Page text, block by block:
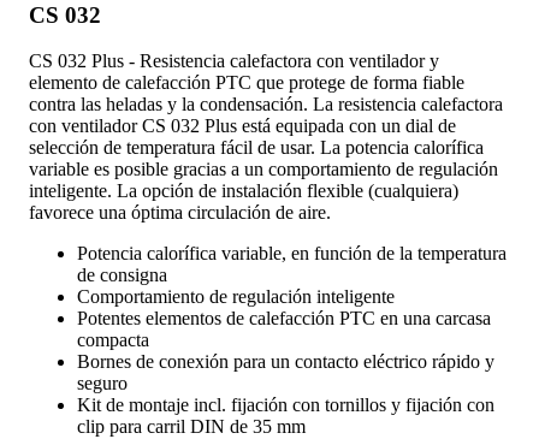
CS 032
CS 032 Plus - Resistencia calefactora con ventilador y
elemento de calefacción PTC que protege de forma fiable
contra las heladas y la condensación. La resistencia calefactora
con ventilador CS 032 Plus está equipada con un dial de
selección de temperatura fácil de usar. La potencia calorífica
variable es posible gracias a un comportamiento de regulación
inteligente. La opción de instalación flexible (cualquiera)
favorece una óptima circulación de aire.
Potencia calorífica variable, en función de la temperatura
de consigna
Comportamiento de regulación inteligente
Potentes elementos de calefacción PTC en una carcasa
compacta
Bornes de conexión para un contacto eléctrico rápido y
seguro
Kit de montaje incl. fijación con tornillos y fijación con
clip para carril DIN de 35 mm